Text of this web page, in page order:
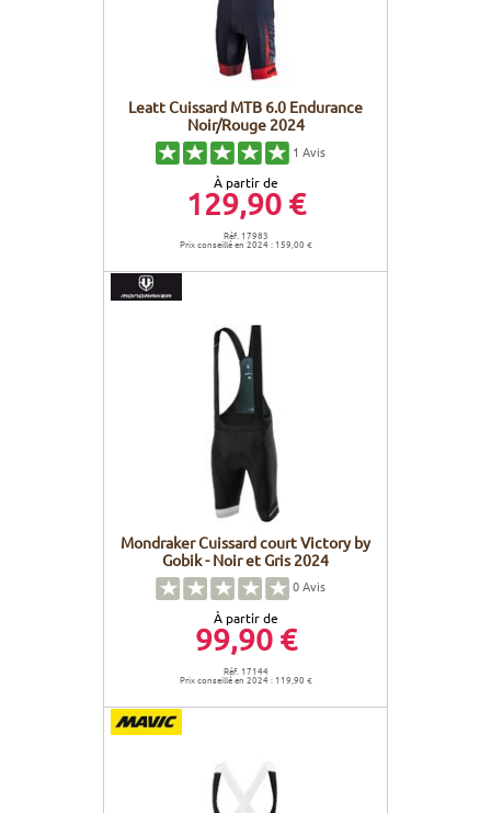
Leatt Cuissard MTB 6.0 Endurance
Noir/Rouge 2024
1 Avis
À partir de
129,90 €
Réf. 17983
Prix conseillé en 2024 : 159,00 €
Mondraker Cuissard court Victory by
Gobik - Noir et Gris 2024
0Avis
À partir de
99,90 €
Réf. 17144
Prix conseillé en 2024 : 119,90 €